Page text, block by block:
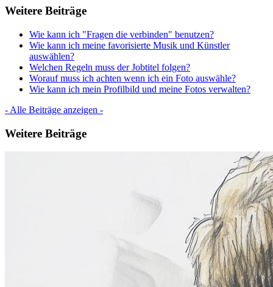
Weitere Beiträge
Wie kann ich "Fragen die verbinden" benutzen?
Wie kann ich meine favorisierte Musik und Künstler
auswählen?
Welchen Regeln muss der Jobtitel folgen?
Worauf muss ich achten wenn ich ein Foto auswähle?
Wie kann ich mein Profilbild und meine Fotos verwalten?
- Alle Beiträge anzeigen -
Weitere Beiträge